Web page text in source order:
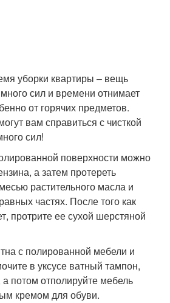
уборки квартиры – вещь
сил и времени отнимает
от горячих предметов.
вам справиться с чисткой
сил!
поверхности можно
а затем протереть
растительного масла и
частях. После того как
протрите ее сухой шерстяной
с полированной мебели и
в уксусе ватный тампон,
а потом отполируйте мебель
кремом для обуви.